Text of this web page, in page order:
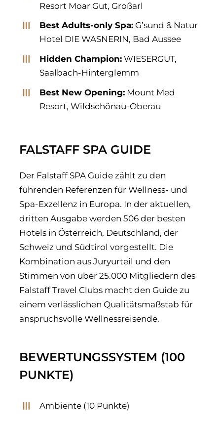
Resort Moar Gut, Großarl
Best Adults-only Spa:G’sund & Natur
Hotel DIE WASNERIN, Bad Aussee
Hidden Champion:WIESERGUT,
Saalbach-Hinterglemm
Best New Opening:Mount Med
Resort, Wildschönau-Oberau
FALSTAFF SPA GUIDE
Der Falstaff SPA Guide zählt zu den
führenden Referenzen für Wellness- und
Spa-Exzellenz in Europa. In der aktuellen,
dritten Ausgabe werden 506 der besten
Hotels in Österreich, Deutschland, der
Schweiz und Südtirol vorgestellt. Die
Kombination aus Juryurteil und den
Stimmen von über 25.000 Mitgliedern des
Falstaff Travel Clubs macht den Guide zu
einem verlässlichen Qualitätsmaßstab für
anspruchsvolle Wellnessreisende.
BEWERTUNGSSYSTEM (100
PUNKTE)
Ambiente (10 Punkte)